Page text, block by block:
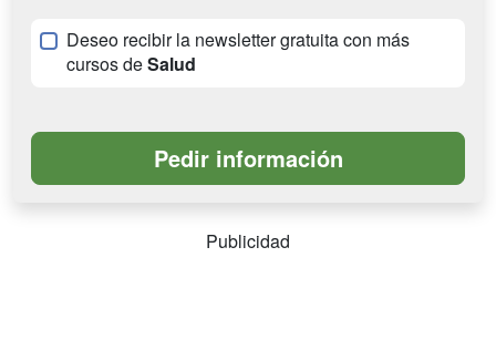
Deseo recibir la newsletter gratuita con más
cursos deSalud
Publicidad